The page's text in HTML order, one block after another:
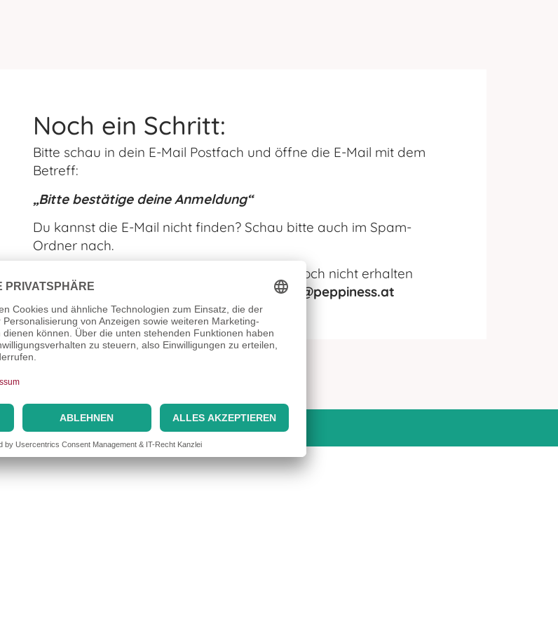
Noch ein Schritt:
Bitte schau in dein E-Mail Postfach und öffne die E-Mail mit dem
Betreff:
„Bitte bestätige deine Anmeldung“
Du kannst die E-Mail nicht finden? Schau bitte auch im Spam-
Ordner nach.
Solltest du die E-Mail auch nach 5 Minuten noch nicht erhalten
haben, schreib mir bitte eine E-Mail an
post@peppiness.at
Impressum Datenschutzerklärung